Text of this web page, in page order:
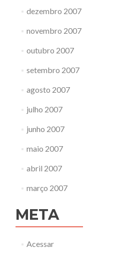
dezembro 2007
novembro 2007
outubro 2007
setembro 2007
agosto 2007
julho 2007
junho 2007
maio 2007
abril 2007
março 2007
META
Acessar